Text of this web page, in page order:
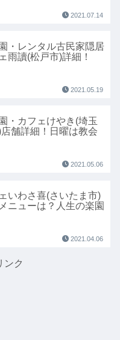
2021.07.14
・レンタル古民家隠居
雨讀(松戸市)詳細！
2021.05.19
・カフェけやき(埼玉
舗詳細！日曜は教会
2021.05.06
いわさ喜(さいたま市)
ニューは？人生の楽園
2021.04.06
ンク